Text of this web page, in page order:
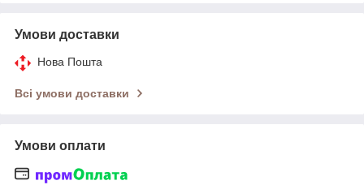
Умови доставки
Нова Пошта
Всі умови доставки
Умови оплати